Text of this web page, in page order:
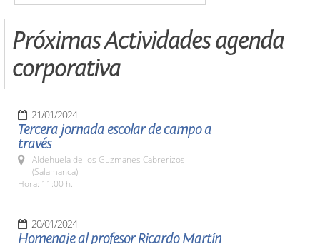
Próximas Actividades agenda
corporativa
21/01/2024
Tercera jornada escolar de campo a
través
Aldehuela de los Guzmanes Cabrerizos
(Salamanca)
Hora: 11:00 h.
20/01/2024
Homenaje al profesor Ricardo Martín